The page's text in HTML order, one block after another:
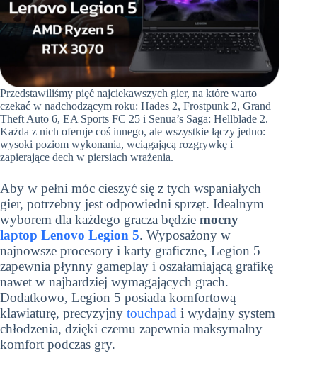
Przedstawiliśmy pięć najciekawszych gier, na które warto
czekać w nadchodzącym roku: Hades 2, Frostpunk 2, Grand
Theft Auto 6, EA Sports FC 25 i Senua’s Saga: Hellblade 2.
Każda z nich oferuje coś innego, ale wszystkie łączy jedno:
wysoki poziom wykonania, wciągającą rozgrywkę i
zapierające dech w piersiach wrażenia.
Aby w pełni móc cieszyć się z tych wspaniałych
gier, potrzebny jest odpowiedni sprzęt. Idealnym
wyborem dla każdego gracza będzie mocny
laptop Lenovo Legion 5. Wyposażony w
najnowsze procesory i karty graficzne, Legion 5
zapewnia płynny gameplay i oszałamiającą grafikę
nawet w najbardziej wymagających grach.
Dodatkowo, Legion 5 posiada komfortową
klawiaturę, precyzyjny touchpad i wydajny system
chłodzenia, dzięki czemu zapewnia maksymalny
komfort podczas gry.